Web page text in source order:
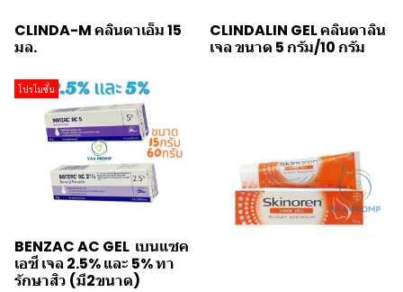
CLINDA-M คลินดาเอ็ม 15
มล.
CLINDALIN GEL คลินดาลิน
เจล ขนาด 5 กรัม/10 กรัม
โปรโมชั่น
BENZAC AC GEL เบนแซค
เอซี เจล 2.5% และ 5% ทา
รักษาสิว (มี2ขนาด)